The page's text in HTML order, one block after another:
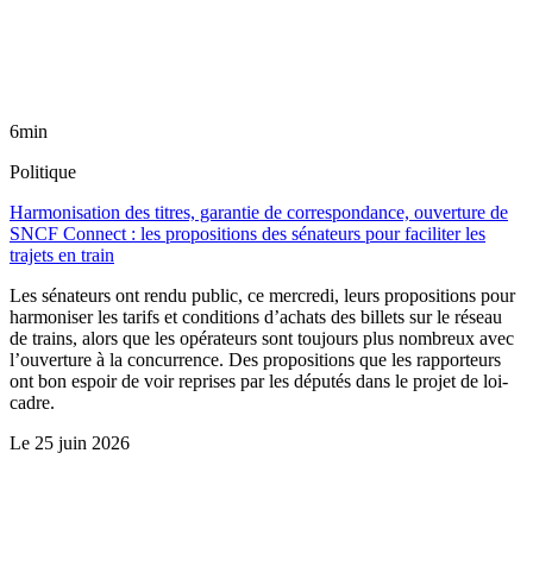
6min
Politique
Harmonisation des titres, garantie de correspondance, ouverture de
SNCF Connect : les propositions des sénateurs pour faciliter les
trajets en train
Les sénateurs ont rendu public, ce mercredi, leurs propositions pour
harmoniser les tarifs et conditions d’achats des billets sur le réseau
de trains, alors que les opérateurs sont toujours plus nombreux avec
l’ouverture à la concurrence. Des propositions que les rapporteurs
ont bon espoir de voir reprises par les députés dans le projet de loi-
cadre.
Le 25 juin 2026